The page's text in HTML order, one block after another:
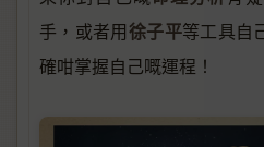
手，或者用徐子平等工具自
確咁掌握自己嘅運程！